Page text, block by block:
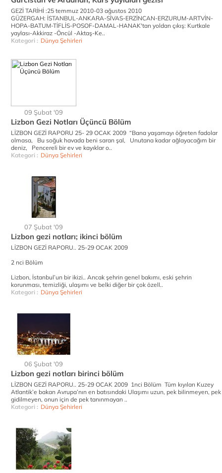
GEZİ TARİHİ :25 temmuz 2010-03 ağustos 2010
GÜZERGAH: İSTANBUL-ANKARA-SİVAS-ERZİNCAN-ERZURUM-ARTVİN-
HOPA-BATUM-TİFLİS-POSOF-DAMAL-HANAK'tan yoldan çıkış: Kurtkale
yaylası-Akkiraz -Öncül -Aktaş-Ke..
Kategori : Dünya Şehirleri
09 Şubat '09
Lizbon Gezi Notları Üçüncü Bölüm
LİZBON GEZİ RAPORU 25- 29 OCAK 2009 “Bana yaşamayı öğreten fadolar
olmasa, Bu soğuk havada beni saran şal, Unutana kadar ağlayacağım bir
deniz, Pencereli bir ev ve kayıklar o..
Kategori : Dünya Şehirleri
07 Şubat '09
Lizbon gezi notları; ikinci bölüm
LİZBON GEZİ RAPORU.. 25-29 OCAK 2009
2 nci Bölüm
Lizbon, İstanbul’un bir ikizi.. Ancak şehrin genel bakımı, eski şehrin
korunması, temizliği, ulaşımı ve belki diğer bir çok özell..
Kategori : Dünya Şehirleri
06 Şubat '09
Lizbon gezi notları birinci bölüm
LİZBON GEZİ RAPORU.. 25-29 OCAK 2009 1nci Bölüm Tüm kıyıları Kuzey
Atlantik’e bakan Avrupa’nın en batısındaki Ulaşımı uzun, pek bilinmeyen, pek
gidilmeyen, onun için de pek tanınmayan ..
Kategori : Dünya Şehirleri